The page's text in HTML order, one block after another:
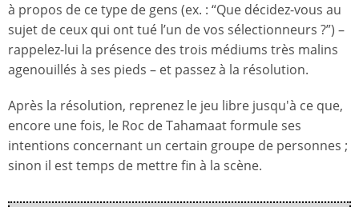
à propos de ce type de gens (ex. : “Que décidez-vous au
sujet de ceux qui ont tué l’un de vos sélectionneurs ?”) –
rappelez-lui la présence des trois médiums très malins
agenouillés à ses pieds – et passez à la résolution.
Après la résolution, reprenez le jeu libre jusqu'à ce que,
encore une fois, le Roc de Tahamaat formule ses
intentions concernant un certain groupe de personnes ;
sinon il est temps de mettre fin à la scène.